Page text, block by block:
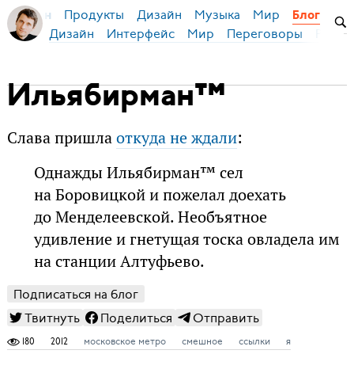
Бирман Продукты Дизайн Музыка Мир Блог
Дизайн Интерфейс Мир Переговоры
Ильябирман™
Слава пришлаоткуда не ждали:
Однажды Ильябирман™ сел
на Боровицкой и пожелал доехать
до Менделеевской. Необъятное
удивление и гнетущая тоска овладела им
на станции Алтуфьево.
Подписаться на блог
Твитнуть
Поделиться Отправить
180 2012 московское метро смешное ссылки я